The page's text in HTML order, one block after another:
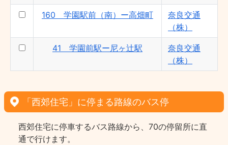
160 学園駅前（南）ー高畑町
奈良交通
（株）
41 学園前駅ー尼ヶ辻駅
奈良交通
（株）
「西郊住宅」に停まる路線のバス停
西郊住宅に停車するバス路線から、70の停留所に直
通で行けます。